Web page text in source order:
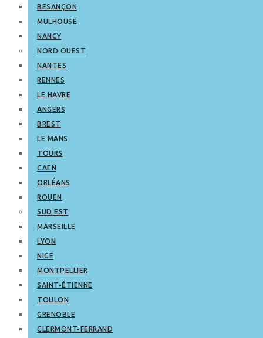
BESANÇON
MULHOUSE
NANCY
NORD OUEST
NANTES
RENNES
LE HAVRE
ANGERS
BREST
LE MANS
TOURS
CAEN
ORLÉANS
ROUEN
SUD EST
MARSEILLE
LYON
NICE
MONTPELLIER
SAINT-ÉTIENNE
TOULON
GRENOBLE
CLERMONT-FERRAND